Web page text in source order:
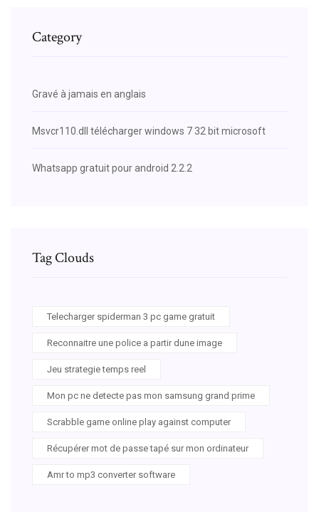
Category
Gravé à jamais en anglais
Msvcr110.dll télécharger windows 7 32 bit microsoft
Whatsapp gratuit pour android 2.2.2
Tag Clouds
Telecharger spiderman 3 pc game gratuit
Reconnaitre une police a partir dune image
Jeu strategie temps reel
Mon pc ne detecte pas mon samsung grand prime
Scrabble game online play against computer
Récupérer mot de passe tapé sur mon ordinateur
Amr to mp3 converter software